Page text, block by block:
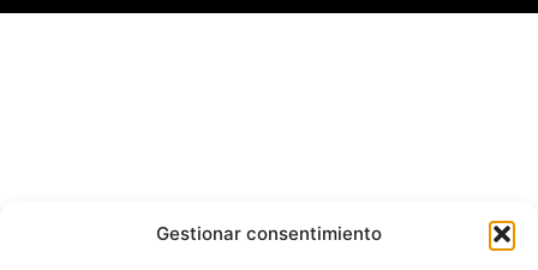
Gestionar consentimiento